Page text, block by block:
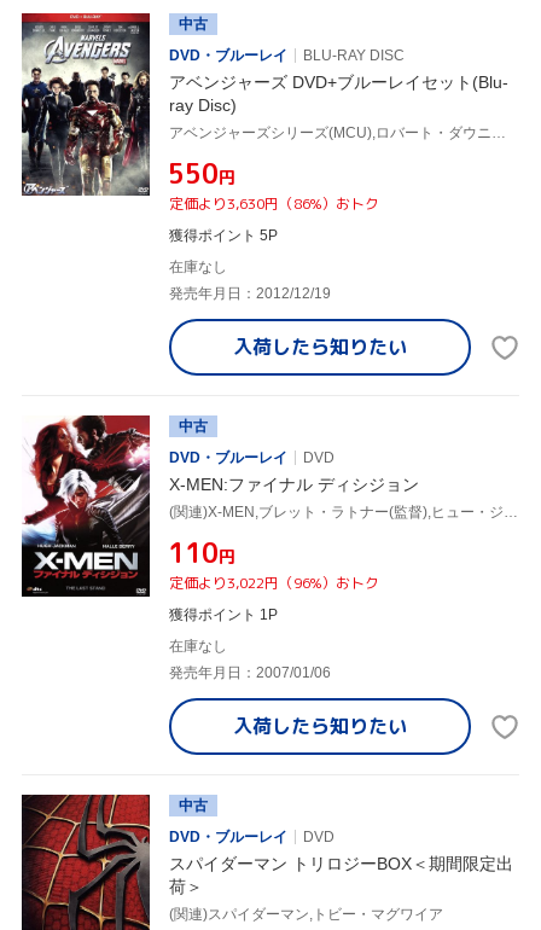
中古
DVD・ブルーレイ
BLU-RAY DISC
アベンジャーズ DVD+ブルーレイセット(Blu-
ray Disc)
アベンジャーズシリーズ(MCU),ロバート・ダウニーJr.,クリス・エヴァンス,マーク・ラファロ,ジョス・ウェドン(監督、脚本、ストーリー),アラン・シルヴェストリ(音楽)
¥550円
定価より3,630円（86%）おトク
獲得ポイント 5P
在庫なし
発売年月日：2012/12/19
入荷したら知りたい
中古
DVD・ブルーレイ
DVD
X-MEN:ファイナル ディシジョン
(関連)X-MEN,ブレット・ラトナー(監督),ヒュー・ジャックマン,ハル・ベリー
¥110円
定価より3,022円（96%）おトク
獲得ポイント 1P
在庫なし
発売年月日：2007/01/06
入荷したら知りたい
中古
DVD・ブルーレイ
DVD
スパイダーマン トリロジーBOX＜期間限定出
荷＞
(関連)スパイダーマン,トビー・マグワイア